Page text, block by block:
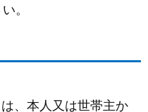
。
、本人又は世帯主か